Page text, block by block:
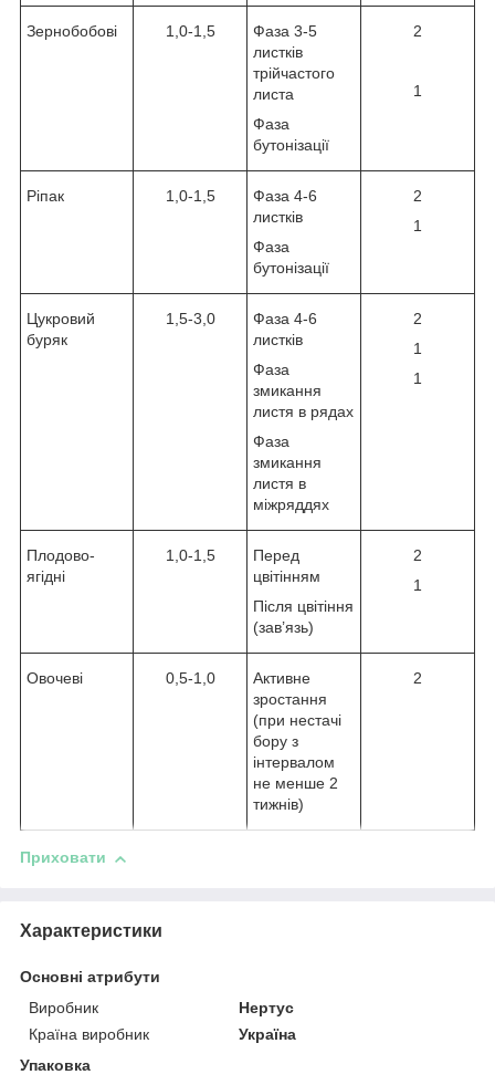
Зернобобові 1,0-1,5
Фаза 3-5
листків
трійчастого
листа
Фаза
бутонізації
2
1
Ріпак 1,0-1,5
Фаза 4-6
листків
Фаза
бутонізації
2
1
Цукровий
буряк
1,5-3,0
Фаза 4-6
листків
Фаза
змикання
листя в рядах
Фаза
змикання
листя в
міжряддях
2
1
1
Плодово-
ягідні
1,0-1,5
Перед
цвітінням
Після цвітіння
(зав’язь)
2
1
Овочеві 0,5-1,0
Активне
зростання
(при нестачі
бору з
інтервалом
не менше 2
тижнів)
2
Приховати
Характеристики
Основні атрибути
Виробник
Нертус
Країна виробник
Україна
Упаковка